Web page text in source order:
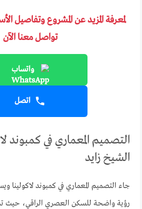
لمعرفة المزيد عن المشروع وتفاصيل
تواصل معنا الآن
واتساب
اتصل
التصميم المعماري في كمبوند
الشيخ زايد
جاء التصميم المعماري في كمبوند
رؤية واضحة للسكن العصري الراقي، حيث